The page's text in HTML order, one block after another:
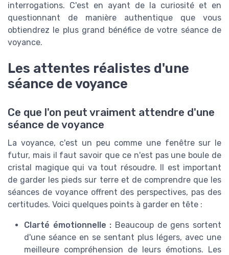
interrogations. C'est en ayant de la curiosité et en
questionnant de manière authentique que vous
obtiendrez le plus grand bénéfice de votre séance de
voyance.
Les attentes réalistes d'une
séance de voyance
Ce que l'on peut vraiment attendre d'une
séance de voyance
La voyance, c'est un peu comme une fenêtre sur le
futur, mais il faut savoir que ce n'est pas une boule de
cristal magique qui va tout résoudre. Il est important
de garder les pieds sur terre et de comprendre que les
séances de voyance offrent des perspectives, pas des
certitudes. Voici quelques points à garder en tête :
Clarté émotionnelle : Beaucoup de gens sortent
d'une séance en se sentant plus légers, avec une
meilleure compréhension de leurs émotions. Les